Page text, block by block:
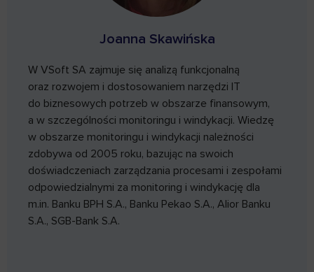
Joanna Skawińska
W VSoft SA zajmuje się analizą funkcjonalną
oraz rozwojem i dostosowaniem narzędzi IT
do biznesowych potrzeb w obszarze finansowym,
a w szczególności monitoringu i windykacji. Wiedzę
w obszarze monitoringu i windykacji należności
zdobywa od 2005 roku, bazując na swoich
doświadczeniach zarządzania procesami i zespołami
odpowiedzialnymi za monitoring i windykację dla
m.in. Banku BPH S.A., Banku Pekao S.A., Alior Banku
S.A., SGB-Bank S.A.